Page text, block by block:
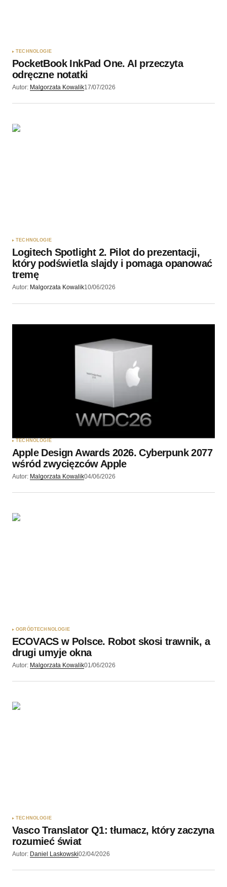
Wyślij komentarz
TECHNOLOGIE
PocketBook InkPad One. AI przeczyta
odręczne notatki
Autor: Malgorzata Kowalik17/07/2026
TECHNOLOGIE
Logitech Spotlight 2. Pilot do prezentacji,
który podświetla slajdy i pomaga opanować
tremę
Autor: Malgorzata Kowalik10/06/2026
TECHNOLOGIE
Apple Design Awards 2026. Cyberpunk 2077
wśród zwycięzców Apple
Autor: Malgorzata Kowalik04/06/2026
OGRÓDTECHNOLOGIE
ECOVACS w Polsce. Robot skosi trawnik, a
drugi umyje okna
Autor: Malgorzata Kowalik01/06/2026
TECHNOLOGIE
Vasco Translator Q1: tłumacz, który zaczyna
rozumieć świat
Autor: Daniel Laskowski02/04/2026